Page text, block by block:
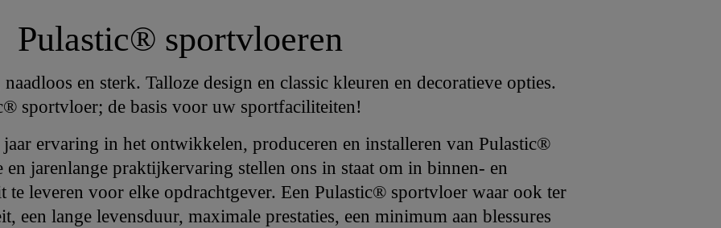
Pulastic® sportvloeren
en sterk. Talloze design en classic kleuren en decoratieve opties.
sportvloer; de basis voor uw sportfaciliteiten!
ervaring in het ontwikkelen, produceren en installeren van Pulastic®
jarenlange praktijkervaring stellen ons in staat om in binnen- en
te leveren voor elke opdrachtgever. Een Pulastic® sportvloer waar ook ter
een lange levensduur, maximale prestaties, een minimum aan blessures